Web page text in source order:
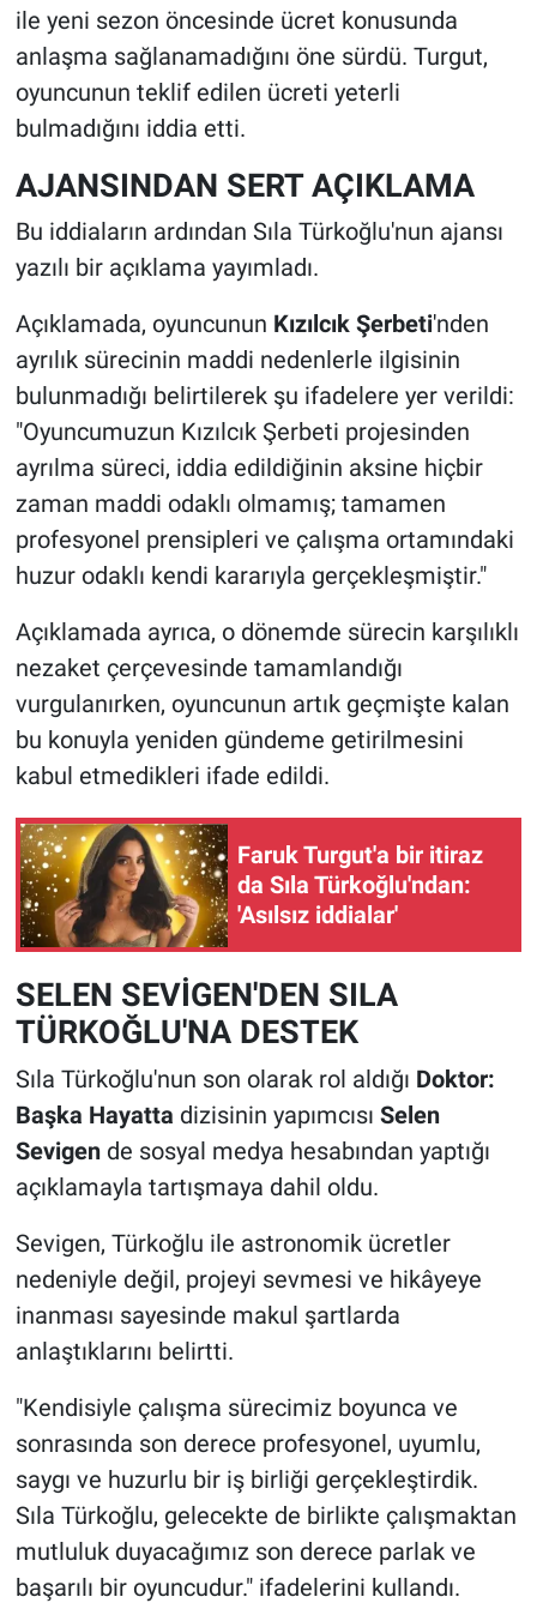
ile yeni sezon öncesinde ücret konusunda
anlaşma sağlanamadığını öne sürdü. Turgut,
oyuncunun teklif edilen ücreti yeterli
bulmadığını iddia etti.
AJANSINDAN SERT AÇIKLAMA
Bu iddiaların ardından Sıla Türkoğlu'nun ajansı
yazılı bir açıklama yayımladı.
Açıklamada, oyuncunun Kızılcık Şerbeti'nden
ayrılık sürecinin maddi nedenlerle ilgisinin
bulunmadığı belirtilerek şu ifadelere yer verildi:
"Oyuncumuzun Kızılcık Şerbeti projesinden
ayrılma süreci, iddia edildiğinin aksine hiçbir
zaman maddi odaklı olmamış; tamamen
profesyonel prensipleri ve çalışma ortamındaki
huzur odaklı kendi kararıyla gerçekleşmiştir."
Açıklamada ayrıca, o dönemde sürecin karşılıklı
nezaket çerçevesinde tamamlandığı
vurgulanırken, oyuncunun artık geçmişte kalan
bu konuyla yeniden gündeme getirilmesini
kabul etmedikleri ifade edildi.
Faruk Turgut'a bir itiraz
da Sıla Türkoğlu'ndan:
'Asılsız iddialar'
SELEN SEVİGEN'DEN SILA
TÜRKOĞLU'NA DESTEK
Sıla Türkoğlu'nun son olarak rol aldığı Doktor:
Başka Hayatta dizisinin yapımcısı Selen
Sevigende sosyal medya hesabından yaptığı
açıklamayla tartışmaya dahil oldu.
Sevigen, Türkoğlu ile astronomik ücretler
nedeniyle değil, projeyi sevmesi ve hikâyeye
inanması sayesinde makul şartlarda
anlaştıklarını belirtti.
"Kendisiyle çalışma sürecimiz boyunca ve
sonrasında son derece profesyonel, uyumlu,
saygı ve huzurlu bir iş birliği gerçekleştirdik.
Sıla Türkoğlu, gelecekte de birlikte çalışmaktan
mutluluk duyacağımız son derece parlak ve
başarılı bir oyuncudur." ifadelerini kullandı.